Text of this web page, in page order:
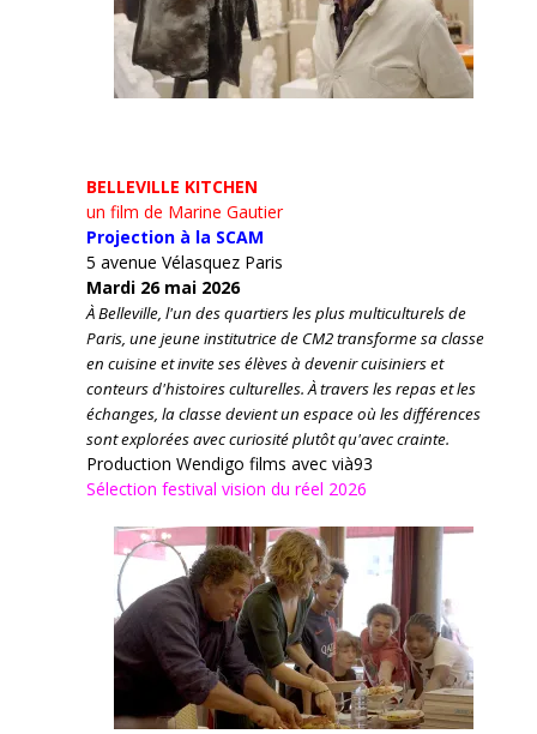
BELLEVILLE KITCHEN
un film de Marine Gautier
Projection à la SCAM
5 avenue Vélasquez Paris
Mardi 26 mai 2026
À Belleville, l'un des quartiers les plus multiculturels de
Paris, une jeune institutrice de CM2 transforme sa classe
en cuisine et invite ses élèves à devenir cuisiniers et
conteurs d'histoires culturelles.À travers les repas et les
échanges, la classe devient un espace où les différences
sont explorées avec curiosité plutôt qu'avec crainte.
Production Wendigo films avec vià93
Sélection festival vision du réel 2026